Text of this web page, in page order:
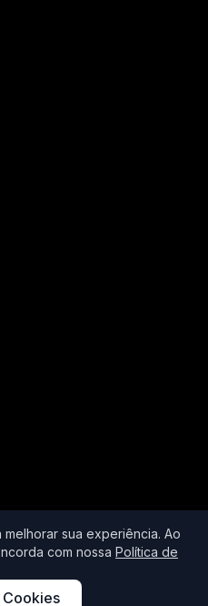
sua experiência. Ao
com nossa Política de